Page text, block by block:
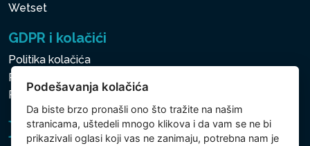
Wetset
GDPR i kolačići
Politika kolačića
Politika zaštite ličnih i drugih obrađivanih podataka
Politika kolačića
Podešavanja kolačića
Da biste brzo pronašli ono što tražite na našim
stranicama, uštedeli mnogo klikova i da vam se ne bi
prikazivali oglasi koji vas ne zanimaju, potrebna nam je